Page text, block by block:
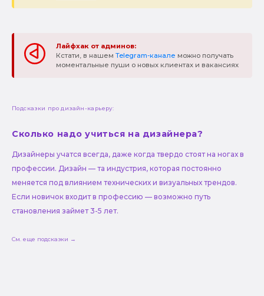
Лайфхак от админов:
Кстати, в нашем Telegram-канале можно получать
моментальные пуши о новых клиентах и вакансиях
Подсказки про дизайн-карьеру:
Сколько надо учиться на дизайнера?
Дизайнеры учатся всегда, даже когда твердо стоят на ногах в
профессии. Дизайн — та индустрия, которая постоянно
меняется под влиянием технических и визуальных трендов.
Если новичок входит в профессию — возможно путь
становления займет 3-5 лет.
См. еще подсказки →